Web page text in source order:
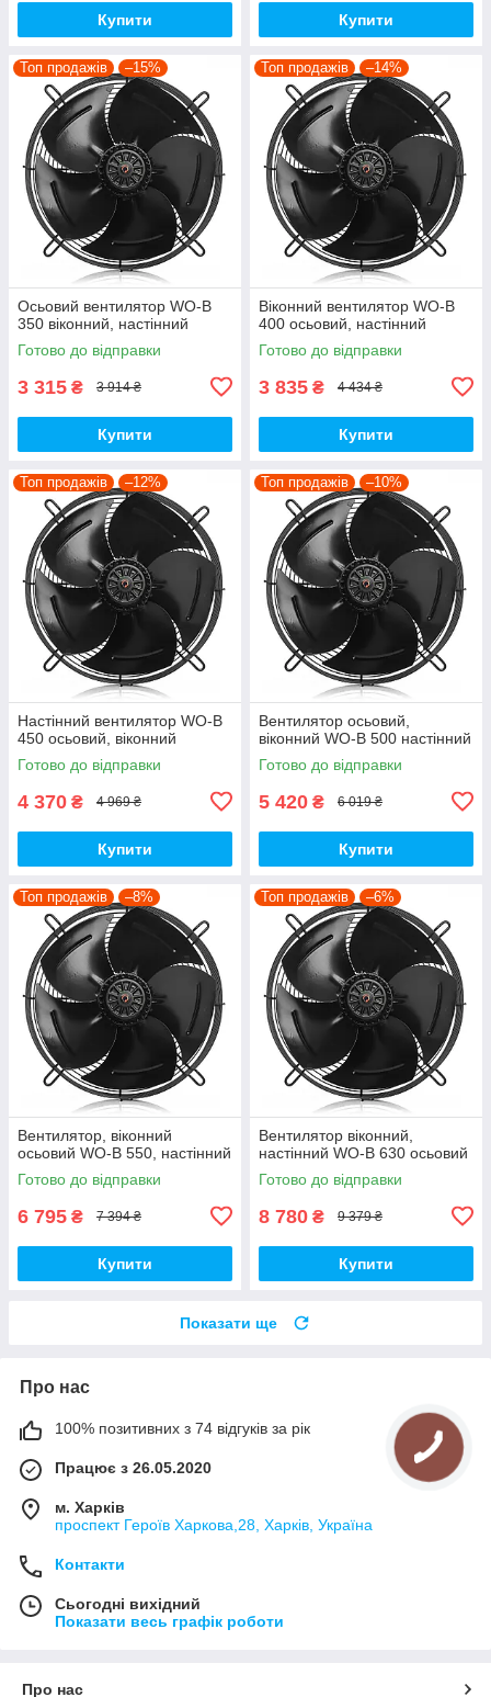
Купити Купити
Топ продажів –15%
Осьовий вентилятор WO-B
350 віконний, настінний
Готово до відправки
3 315 ₴ 3 914 ₴
Купити
Топ продажів –14%
Віконний вентилятор WO-B
400 осьовий, настінний
Готово до відправки
3 835 ₴ 4 434 ₴
Купити
Топ продажів –12%
Настінний вентилятор WO-B
450 осьовий, віконний
Готово до відправки
4 370 ₴ 4 969 ₴
Купити
Топ продажів –10%
Вентилятор осьовий,
віконний WO-B 500 настінний
Готово до відправки
5 420 ₴ 6 019 ₴
Купити
Топ продажів –8%
Вентилятор, віконний
осьовий WO-B 550, настінний
Готово до відправки
6 795 ₴ 7 394 ₴
Купити
Топ продажів –6%
Вентилятор віконний,
настінний WO-B 630 осьовий
Готово до відправки
8 780 ₴ 9 379 ₴
Купити
Показати ще
Про нас
100% позитивних з 74 відгуків за рік
Працює з 26.05.2020
м. Харків
проспект Героїв Харкова,28, Харків, Україна
Контакти
Сьогодні вихідний
Показати весь графік роботи
Про нас